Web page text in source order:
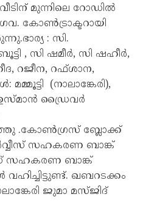
മുന്നിലെ റോഡിൽ
കോൺട്രാക്ടറായി
: സി.
, സി ഷമീർ, സി ഷഹീർ,
റജീന, റഫ്ശാന,
(നാലാങ്കേരി),
ഡ്രൈവർ
.കോൺഗ്രസ് ബ്ലോക്ക്
സഹകരണ ബാങ്ക്
സഹകരണ ബാങ്ക്
ഖബറടക്കം
ജുമാ മസ്ജിദ്